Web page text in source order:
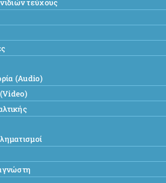
(Audio)
(Video)